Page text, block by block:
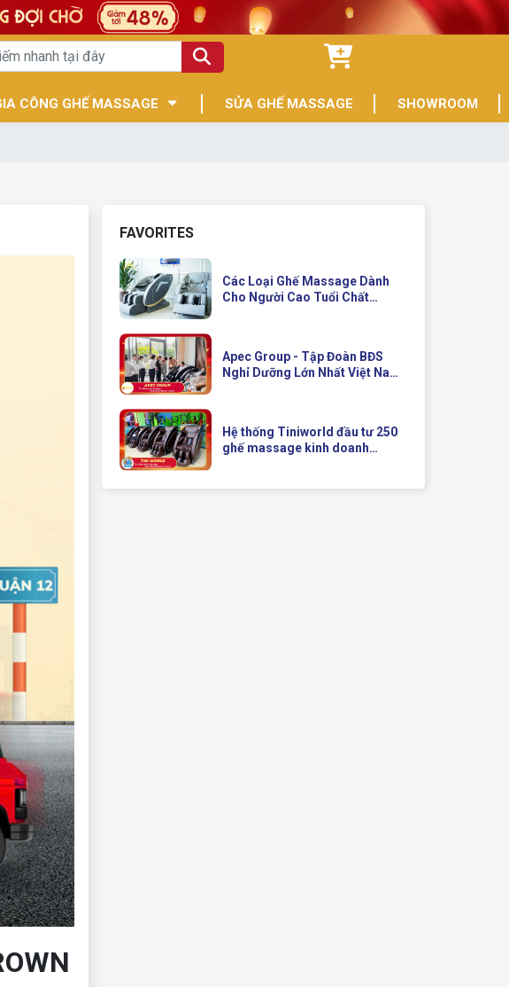
CÔNG GHẾ MASSAGE SỬA GHẾ MASSAGE SHOWROOM
FAVORITES
Các Loại Ghế Massage Dành
Cho Người Cao Tuổi Chất
Apec Group - Tập Đoàn BĐS
Nghỉ Dưỡng Lớn Nhất Việt Nam
Hệ thống Tiniworld đầu tư 250
ghế massage kinh doanh